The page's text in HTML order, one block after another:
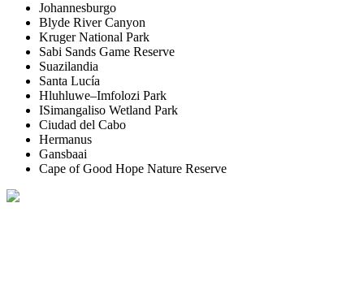
Johannesburgo
Blyde River Canyon
Kruger National Park
Sabi Sands Game Reserve
Suazilandia
Santa Lucía
Hluhluwe–Imfolozi Park
ISimangaliso Wetland Park
Ciudad del Cabo
Hermanus
Gansbaai
Cape of Good Hope Nature Reserve